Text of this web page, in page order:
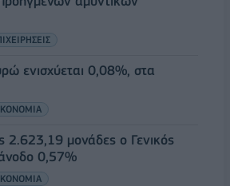
ενισχύεται 0,08%, στα
2.623,19 μονάδες ο Γενικός
0,57%